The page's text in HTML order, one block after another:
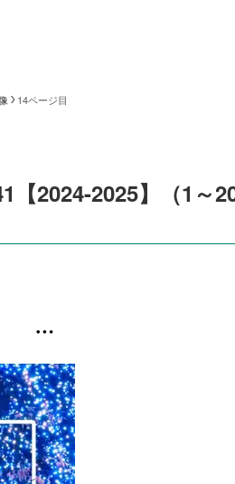
14ページ目
2024-2025】（1～